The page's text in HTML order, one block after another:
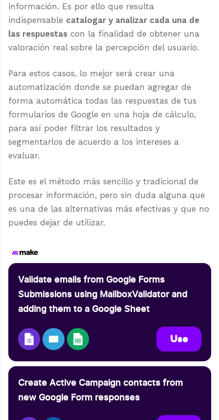
información. Es por ello que resulta
indispensable catalogar y analizar cada una de
las respuestas con la finalidad de obtener una
valoración real sobre la percepción del usuario.
Para estos casos, lo mejor será crear una
automatización donde se puedan agregar de
forma automática todas las respuestas de tus
formularios de Google en una hoja de cálculo,
para así poder filtrar los resultados y
segmentarlos de acuerdo a los intereses a
evaluar.
Este es el método más sencillo y tradicional de
procesar información, pero sin duda alguna que
es una de las alternativas más efectivas y que no
puedes dejar de utilizar.
Validate emails from Google Forms
Submissions using MailboxValidator and
adding them to a Google Sheet
Use
Create Active Campaign contacts from
new Google Form responses